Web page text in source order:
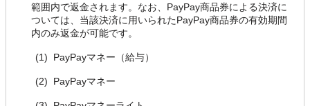
範囲内で返金されます。なお、PayPay商品券による決済に
ついては、当該決済に用いられたPayPay商品券の有効期間
内のみ返金が可能です。
(1) PayPayマネー（給与）
(2) PayPayマネー